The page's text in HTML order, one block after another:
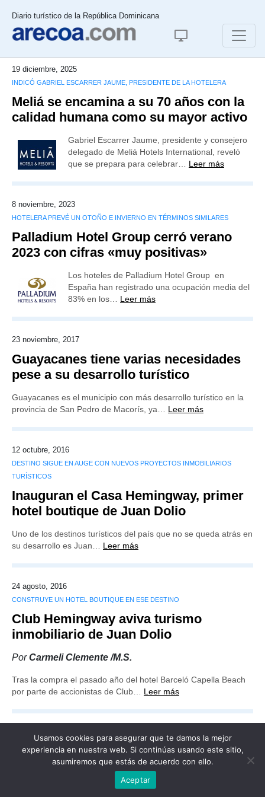
Diario turístico de la República Dominicana
19 diciembre, 2025
INDICÓ GABRIEL ESCARRER JAUME, PRESIDENTE DE LA HOTELERA
Meliá se encamina a su 70 años con la
calidad humana como su mayor activo
Gabriel Escarrer Jaume, presidente y consejero
delegado de Meliá Hotels International, reveló
que se prepara para celebrar… Leer más
8 noviembre, 2023
HOTELERA PREVÉ UN OTOÑO E INVIERNO EN TÉRMINOS SIMILARES
Palladium Hotel Group cerró verano
2023 con cifras «muy positivas»
Los hoteles de Palladium Hotel Group en
España han registrado una ocupación media del
83% en los… Leer más
23 noviembre, 2017
Guayacanes tiene varias necesidades
pese a su desarrollo turístico
Guayacanes es el municipio con más desarrollo turístico en la
provincia de San Pedro de Macorís, ya… Leer más
12 octubre, 2016
DESTINO SIGUE EN AUGE CON NUEVOS PROYECTOS INMOBILIARIOS
TURÍSTICOS
Inauguran el Casa Hemingway, primer
hotel boutique de Juan Dolio
Uno de los destinos turísticos del país que no se queda atrás en
su desarrollo es Juan… Leer más
24 agosto, 2016
CONSTRUYE UN HOTEL BOUTIQUE EN ESE DESTINO
Club Hemingway aviva turismo
inmobiliario de Juan Dolio
PorCarmeli Clemente /M.S.
Tras la compra el pasado año del hotel Barceló Capella Beach
por parte de accionistas de Club… Leer más
Usamos cookies para asegurar que te damos la mejor
experiencia en nuestra web. Si continúas usando este sitio,
asumiremos que estás de acuerdo con ello.
Aceptar
Publicidad Redacción Contacto
Todos los derechos reservados
Grupo Preferente